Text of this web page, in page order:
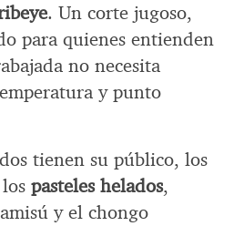
. Un corte jugoso,
para quienes entienden
no necesita
y punto
tienen su público, los
pasteles helados,
y el chongo